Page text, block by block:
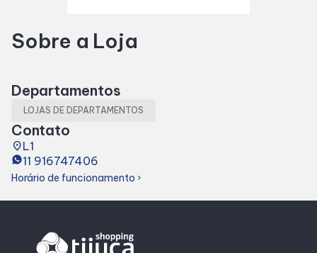
Fique por dentro
Eventos
Lojas e Restaurantes
Lojas
Sobre a Loja
Departamentos
LOJAS DE DEPARTAMENTOS
Contato
placeL1
11 916747406
Horário de funcionamento chevron_right